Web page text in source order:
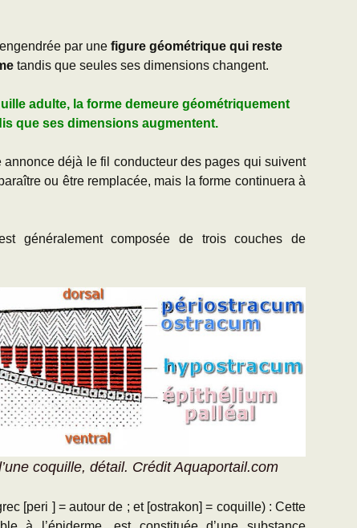
par une figure géométrique qui reste
tandis que seules ses dimensions changent.
adulte, la forme demeure géométriquement
que ses dimensions augmentent.
déjà le fil conducteur des pages qui suivent
ou être remplacée, mais la forme continuera à
généralement composée de trois couches de
coquille, détail. Crédit Aquaportail.com
[peri ] = autour de ; et [ostrakon] = coquille) : Cette